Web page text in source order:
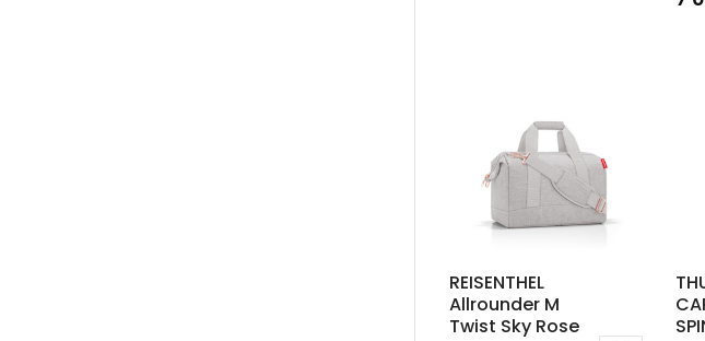
REISENTHEL
Allrounder M
Twist Sky Rose